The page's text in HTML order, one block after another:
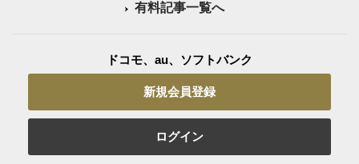
有料記事一覧へ
ドコモ、au、ソフトバンク
新規会員登録
ログイン